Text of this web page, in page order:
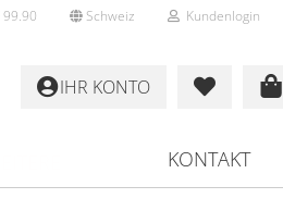
Schweiz Kundenlogin
IHR KONTO
KONTAKT